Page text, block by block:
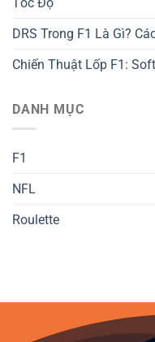
DRS Trong F1 Là Gì?
Chiến Thuật Lốp F1:
DANH MỤC
F1
NFL
Roulette